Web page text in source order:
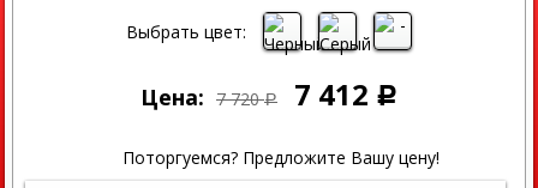
Выбрать цвет:
Цена: 7 720 Р 7 412 Р
Поторгуемся? Предложите Вашу цену!